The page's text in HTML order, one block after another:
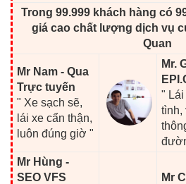
Trong 99.999 khách hàng có
giá cao chất lượng dịch vụ
Quan
Mr Nam - Qua
Trực tuyến
" Xe sạch sẽ,
lái xe cẩn thận,
luôn đúng giờ "
Mr.
" Lái
tình,
Mr Hùng -
SEO VFS
Mr